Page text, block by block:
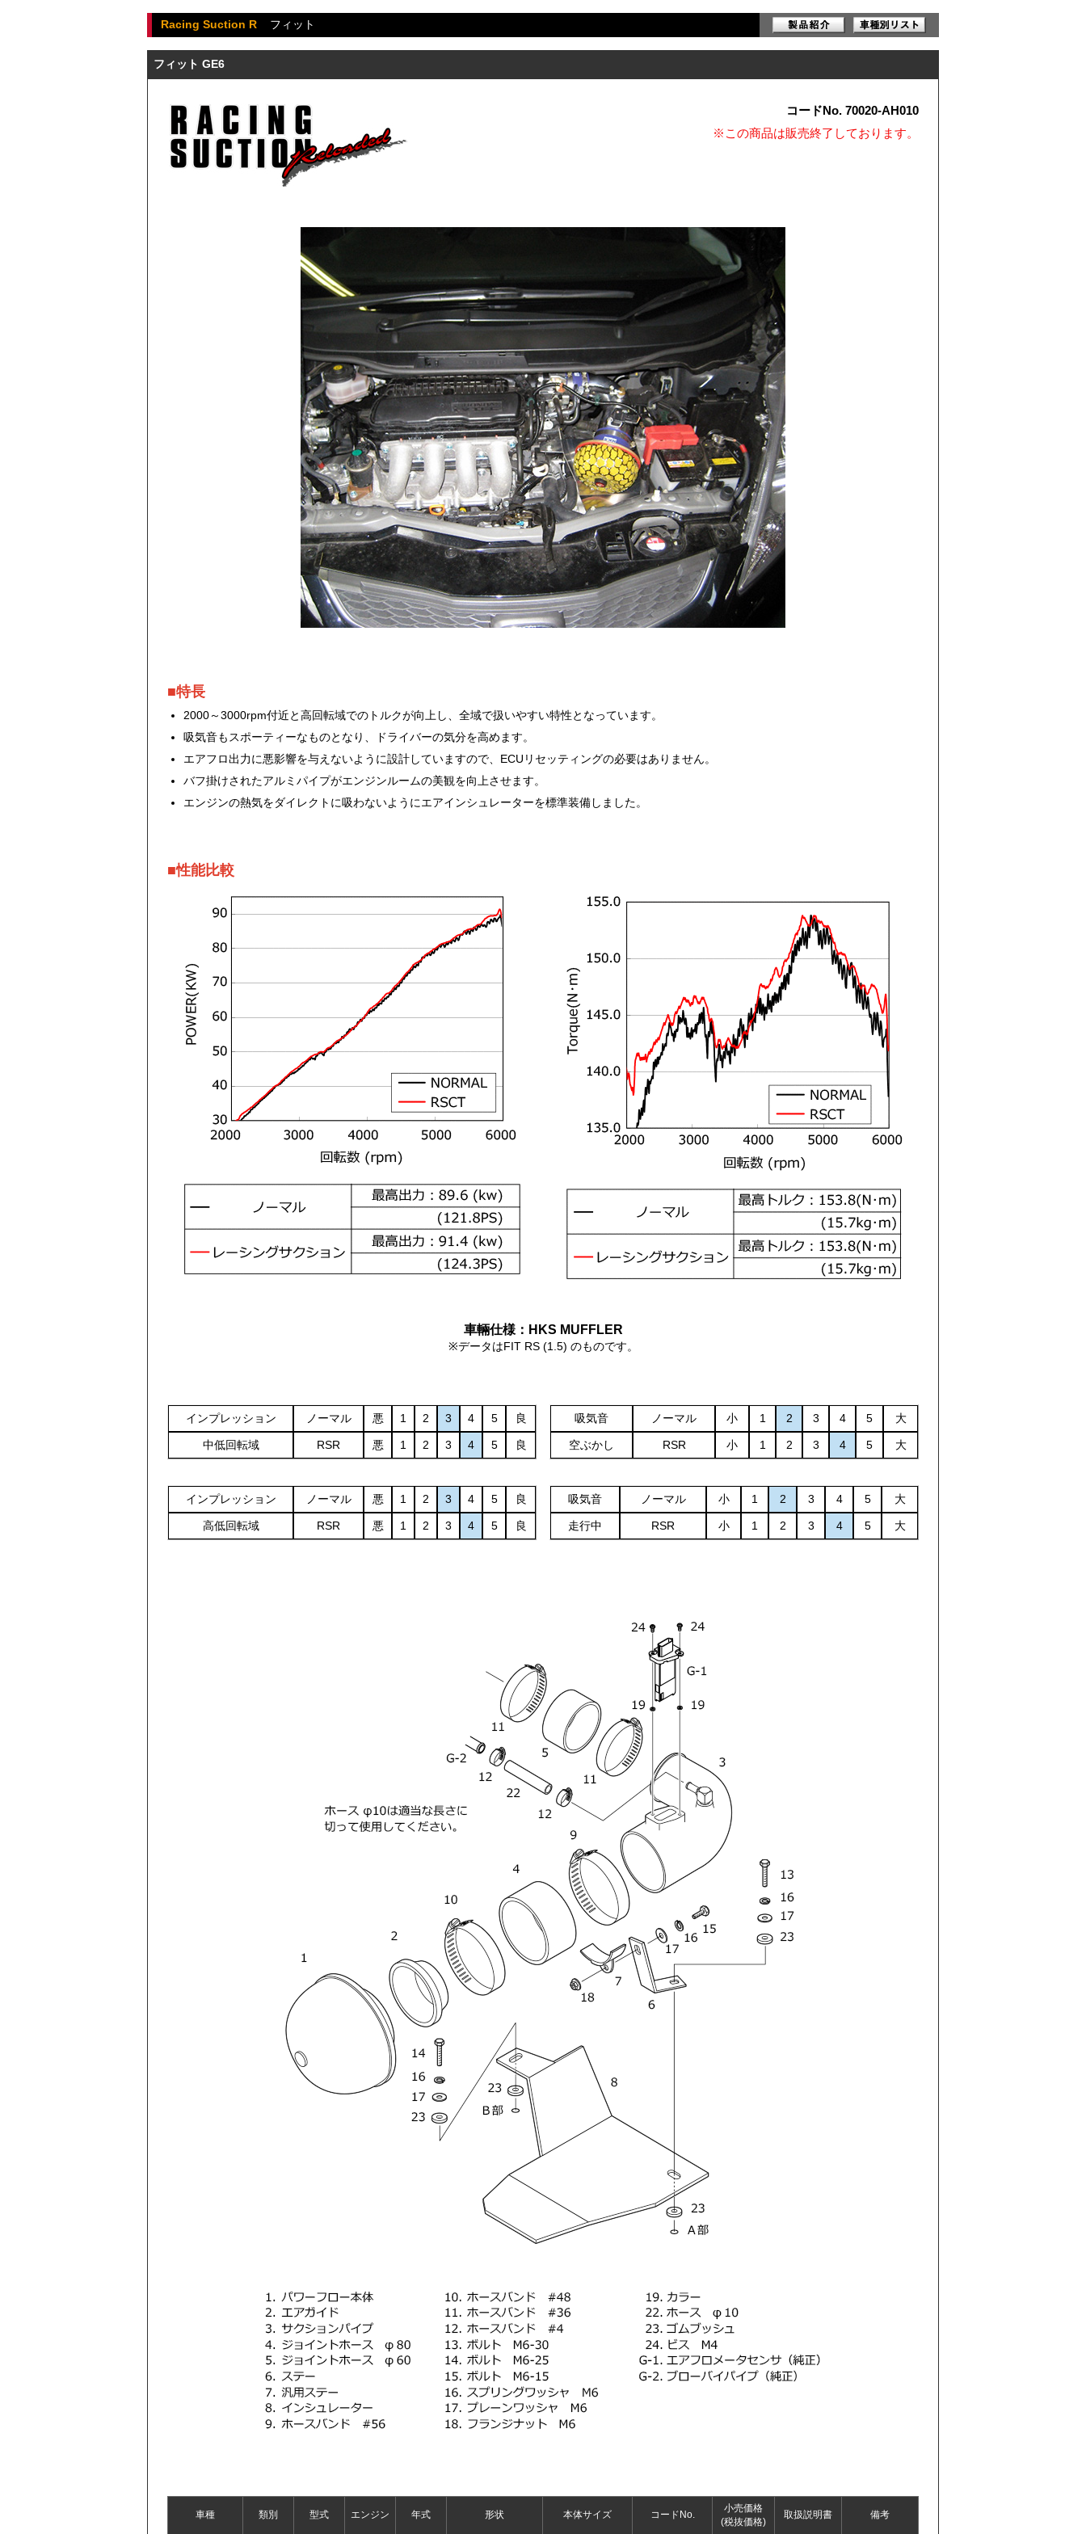
Racing Suction R フィット
フィット GE6
コードNo. 70020-AH010
※この商品は販売終了しております。
■特長
2000～3000rpm付近と高回転域でのトルクが向上し、全域で扱いやすい特性となっています。
吸気音もスポーティーなものとなり、ドライバーの気分を高めます。
エアフロ出力に悪影響を与えないように設計していますので、ECUリセッティングの必要はありません。
バフ掛けされたアルミパイプがエンジンルームの美観を向上させます。
エンジンの熱気をダイレクトに吸わないようにエアインシュレーターを標準装備しました。
■性能比較
車輛仕様：HKS MUFFLER
※データはFIT RS (1.5) のものです。
インプレッション ノーマル 悪 1 2 3 4 5 良
中低回転域 RSR 悪 1 2 3 4 5 良
インプレッション ノーマル 悪 1 2 3 4 5 良
高低回転域 RSR 悪 1 2 3 4 5 良
吸気音 ノーマル 小 1 2 3 4 5 大
空ぶかし RSR 小 1 2 3 4 5 大
吸気音 ノーマル 小 1 2 3 4 5 大
走行中 RSR 小 1 2 3 4 5 大
車種 類別 型式 エンジン 年式 形状 本体サイズ コードNo.
小売価格
(税抜価格)
取扱説明書 備考